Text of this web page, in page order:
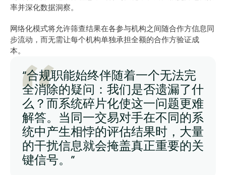
率并深化数据洞察。
网络化模式将允许筛查结果在各参与机构之间随合作方信息同
步流动，而无需让每个机构单独承担全额的合作方验证成
本。
“合规职能始终伴随着一个无法完
全消除的疑问：我们是否遗漏了什
么？而系统碎片化使这一问题更难
解答。当同一交易对手在不同的系
统中产生相悖的评估结果时，大量
的干扰信息就会掩盖真正重要的关
键信号。”